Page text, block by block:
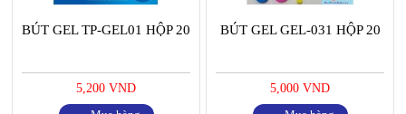
BÚT GEL TP-GEL01 HỘP 20
5,200 VND
BÚT GEL GEL-031 HỘP 20
5,000 VND